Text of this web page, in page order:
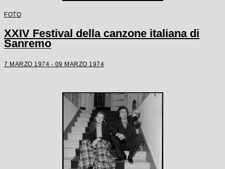
FOTO
XXIV Festival della canzone italiana di
Sanremo
7 MARZO 1974 - 09 MARZO 1974